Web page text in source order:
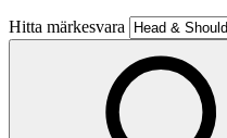
Butiker
Mat och dryck
Evenemang
Hitta märkesvara